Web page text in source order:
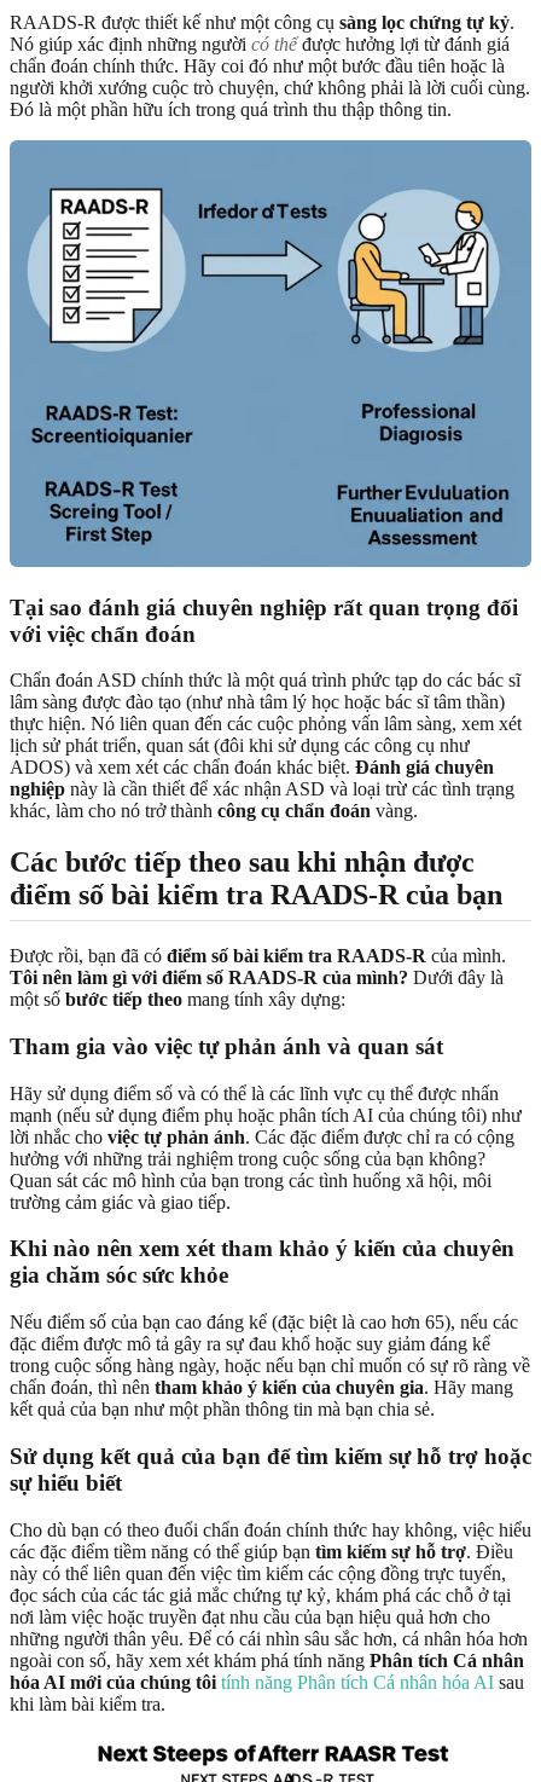
RAADS-R được thiết kế như một công cụ sàng lọc chứng tự kỷ.
Nó giúp xác định những người có thểđược hưởng lợi từ đánh giá
chẩn đoán chính thức. Hãy coi đó như một bước đầu tiên hoặc là
người khởi xướng cuộc trò chuyện, chứ không phải là lời cuối cùng.
Đó là một phần hữu ích trong quá trình thu thập thông tin.
Tại sao đánh giá chuyên nghiệp rất quan trọng đối
với việc chẩn đoán
Chẩn đoán ASD chính thức là một quá trình phức tạp do các bác sĩ
lâm sàng được đào tạo (như nhà tâm lý học hoặc bác sĩ tâm thần)
thực hiện. Nó liên quan đến các cuộc phỏng vấn lâm sàng, xem xét
lịch sử phát triển, quan sát (đôi khi sử dụng các công cụ như
ADOS) và xem xét các chẩn đoán khác biệt. Đánh giá chuyên
nghiệp này là cần thiết để xác nhận ASD và loại trừ các tình trạng
khác, làm cho nó trở thành công cụ chẩn đoán vàng.
Các bước tiếp theo sau khi nhận được
điểm số bài kiểm tra RAADS-R của bạn
Được rồi, bạn đã có điểm số bài kiểm tra RAADS-R của mình.
Tôi nên làm gì với điểm số RAADS-R của mình? Dưới đây là
một số bước tiếp theo mang tính xây dựng:
Tham gia vào việc tự phản ánh và quan sát
Hãy sử dụng điểm số và có thể là các lĩnh vực cụ thể được nhấn
mạnh (nếu sử dụng điểm phụ hoặc phân tích AI của chúng tôi) như
lời nhắc cho việc tự phản ánh. Các đặc điểm được chỉ ra có cộng
hưởng với những trải nghiệm trong cuộc sống của bạn không?
Quan sát các mô hình của bạn trong các tình huống xã hội, môi
trường cảm giác và giao tiếp.
Khi nào nên xem xét tham khảo ý kiến của chuyên
gia chăm sóc sức khỏe
Nếu điểm số của bạn cao đáng kể (đặc biệt là cao hơn 65), nếu các
đặc điểm được mô tả gây ra sự đau khổ hoặc suy giảm đáng kể
trong cuộc sống hàng ngày, hoặc nếu bạn chỉ muốn có sự rõ ràng về
chẩn đoán, thì nên tham khảo ý kiến của chuyên gia. Hãy mang
kết quả của bạn như một phần thông tin mà bạn chia sẻ.
Sử dụng kết quả của bạn để tìm kiếm sự hỗ trợ hoặc
sự hiểu biết
Cho dù bạn có theo đuổi chẩn đoán chính thức hay không, việc hiểu
các đặc điểm tiềm năng có thể giúp bạn tìm kiếm sự hỗ trợ. Điều
này có thể liên quan đến việc tìm kiếm các cộng đồng trực tuyến,
đọc sách của các tác giả mắc chứng tự kỷ, khám phá các chỗ ở tại
nơi làm việc hoặc truyền đạt nhu cầu của bạn hiệu quả hơn cho
những người thân yêu. Để có cái nhìn sâu sắc hơn, cá nhân hóa hơn
ngoài con số, hãy xem xét khám phá tính năng Phân tích Cá nhân
hóa AI mới của chúng tôi tính năng Phân tích Cá nhân hóa AI sau
khi làm bài kiểm tra.